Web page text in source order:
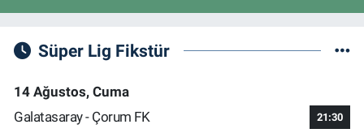
Süper Lig Fikstür
14 Ağustos, Cuma
Galatasaray - Çorum FK
21:30